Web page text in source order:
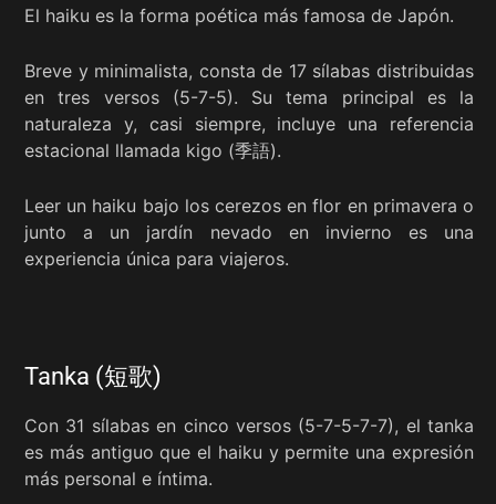
El haiku es la forma poética más famosa de Japón.
Breve y minimalista, consta de 17 sílabas distribuidas
en tres versos (5-7-5). Su tema principal es la
naturaleza y, casi siempre, incluye una referencia
estacional llamada kigo (季語).
Leer un haiku bajo los cerezos en flor en primavera o
junto a un jardín nevado en invierno es una
experiencia única para viajeros.
Tanka (短歌)
Con 31 sílabas en cinco versos (5-7-5-7-7), el tanka
es más antiguo que el haiku y permite una expresión
más personal e íntima.